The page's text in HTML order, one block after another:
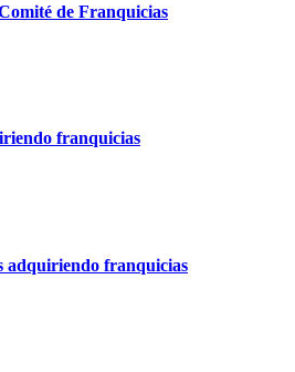
de Franquicias
franquicias
franquicias